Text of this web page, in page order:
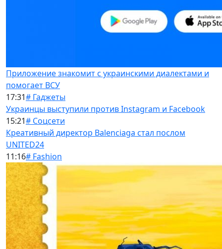
Приложение знакомит с украинскими диалектами и
помогает ВСУ
17:31# Гаджеты
Украинцы выступили против Instagram и Facebook
15:21# Соцсети
Креативный директор Balenciaga стал послом
UNITED24
11:16# Fashion